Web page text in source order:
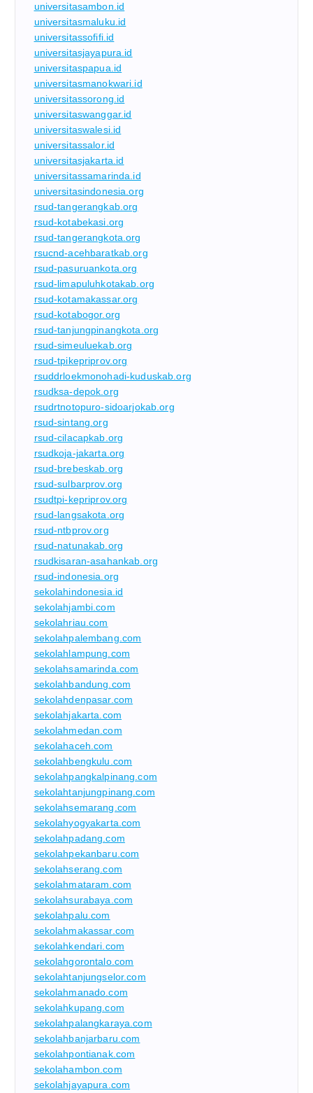
universitasambon.id
universitasmaluku.id
universitassofifi.id
universitasjayapura.id
universitaspapua.id
universitasmanokwari.id
universitassorong.id
universitaswanggar.id
universitaswalesi.id
universitassalor.id
universitasjakarta.id
universitassamarinda.id
universitasindonesia.org
rsud-tangerangkab.org
rsud-kotabekasi.org
rsud-tangerangkota.org
rsucnd-acehbaratkab.org
rsud-pasuruankota.org
rsud-limapuluhkotakab.org
rsud-kotamakassar.org
rsud-kotabogor.org
rsud-tanjungpinangkota.org
rsud-simeuluekab.org
rsud-tpikepriprov.org
rsuddrloekmonohadi-kuduskab.org
rsudksa-depok.org
rsudrtnotopuro-sidoarjokab.org
rsud-sintang.org
rsud-cilacapkab.org
rsudkoja-jakarta.org
rsud-brebeskab.org
rsud-sulbarprov.org
rsudtpi-kepriprov.org
rsud-langsakota.org
rsud-ntbprov.org
rsud-natunakab.org
rsudkisaran-asahankab.org
rsud-indonesia.org
sekolahindonesia.id
sekolahjambi.com
sekolahriau.com
sekolahpalembang.com
sekolahlampung.com
sekolahsamarinda.com
sekolahbandung.com
sekolahdenpasar.com
sekolahjakarta.com
sekolahmedan.com
sekolahaceh.com
sekolahbengkulu.com
sekolahpangkalpinang.com
sekolahtanjungpinang.com
sekolahsemarang.com
sekolahyogyakarta.com
sekolahpadang.com
sekolahpekanbaru.com
sekolahserang.com
sekolahmataram.com
sekolahsurabaya.com
sekolahpalu.com
sekolahmakassar.com
sekolahkendari.com
sekolahgorontalo.com
sekolahtanjungselor.com
sekolahmanado.com
sekolahkupang.com
sekolahpalangkaraya.com
sekolahbanjarbaru.com
sekolahpontianak.com
sekolahambon.com
sekolahjayapura.com